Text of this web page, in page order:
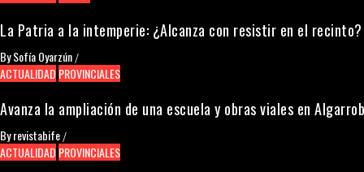
La Patria a la intemperie: ¿Alcanza con resistir en el recinto?
BySofía Oyarzún /
ACTUALIDAD PROVINCIALES
Avanza la ampliación de una escuela y obras viales en
Byrevistabife /
ACTUALIDAD PROVINCIALES